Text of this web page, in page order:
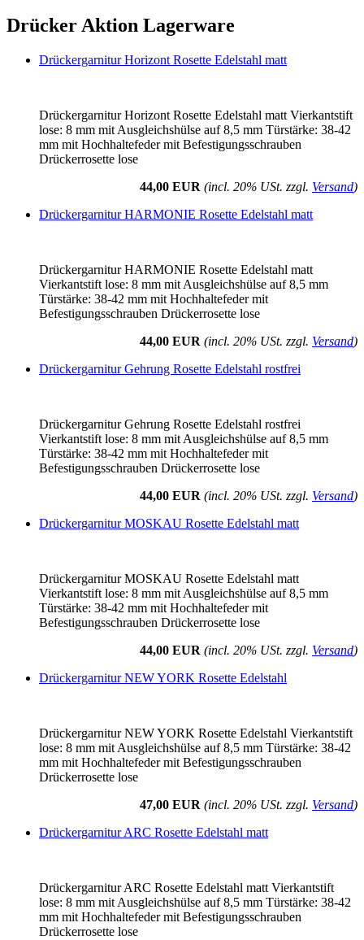
Drücker Aktion Lagerware
Drückergarnitur Horizont Rosette Edelstahl matt
Drückergarnitur Horizont Rosette Edelstahl matt Vierkantstift
lose: 8 mm mit Ausgleichshülse auf 8,5 mm Türstärke: 38-42
mm mit Hochhaltefeder mit Befestigungsschrauben
Drückerrosette lose
44,00 EUR (incl. 20% USt. zzgl. Versand)
Drückergarnitur HARMONIE Rosette Edelstahl matt
Drückergarnitur HARMONIE Rosette Edelstahl matt
Vierkantstift lose: 8 mm mit Ausgleichshülse auf 8,5 mm
Türstärke: 38-42 mm mit Hochhaltefeder mit
Befestigungsschrauben Drückerrosette lose
44,00 EUR (incl. 20% USt. zzgl. Versand)
Drückergarnitur Gehrung Rosette Edelstahl rostfrei
Drückergarnitur Gehrung Rosette Edelstahl rostfrei
Vierkantstift lose: 8 mm mit Ausgleichshülse auf 8,5 mm
Türstärke: 38-42 mm mit Hochhaltefeder mit
Befestigungsschrauben Drückerrosette lose
44,00 EUR (incl. 20% USt. zzgl. Versand)
Drückergarnitur MOSKAU Rosette Edelstahl matt
Drückergarnitur MOSKAU Rosette Edelstahl matt
Vierkantstift lose: 8 mm mit Ausgleichshülse auf 8,5 mm
Türstärke: 38-42 mm mit Hochhaltefeder mit
Befestigungsschrauben Drückerrosette lose
44,00 EUR (incl. 20% USt. zzgl. Versand)
Drückergarnitur NEW YORK Rosette Edelstahl
Drückergarnitur NEW YORK Rosette Edelstahl Vierkantstift
lose: 8 mm mit Ausgleichshülse auf 8,5 mm Türstärke: 38-42
mm mit Hochhaltefeder mit Befestigungsschrauben
Drückerrosette lose
47,00 EUR (incl. 20% USt. zzgl. Versand)
Drückergarnitur ARC Rosette Edelstahl matt
Drückergarnitur ARC Rosette Edelstahl matt Vierkantstift
lose: 8 mm mit Ausgleichshülse auf 8,5 mm Türstärke: 38-42
mm mit Hochhaltefeder mit Befestigungsschrauben
Drückerrosette lose